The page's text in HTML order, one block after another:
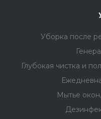
Уборка после
Глубокая чистка и
Мытье